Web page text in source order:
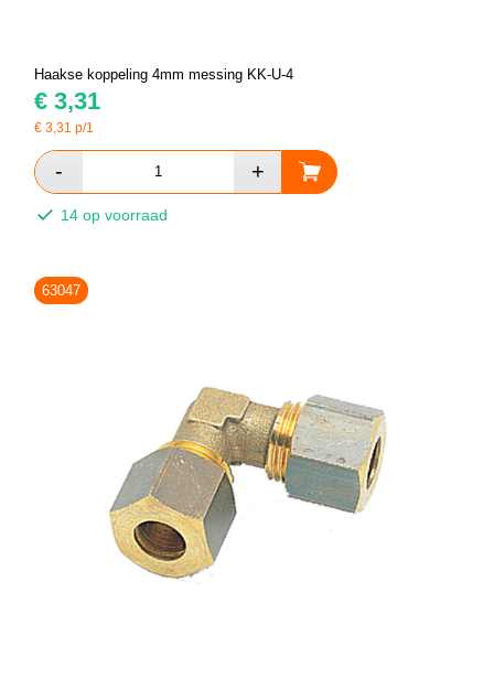
Haakse koppeling 4mm messing KK-U-4
€ 3,31
€3,31 p/1
14 op voorraad
63047